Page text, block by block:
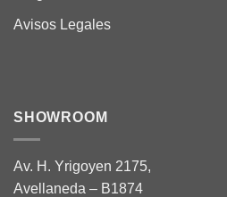
Avisos Legales
SHOWROOM
Av. H. Yrigoyen 2175,
Avellaneda – B1874